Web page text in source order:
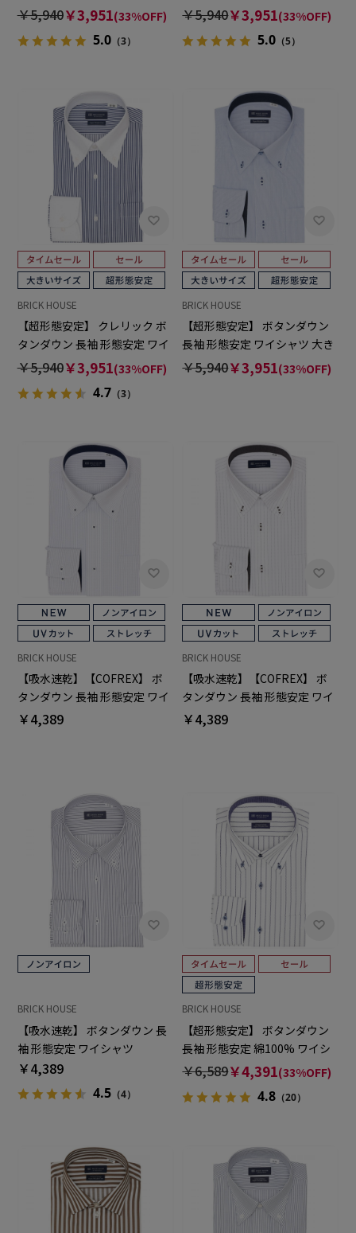
ッチ 大きいサイズ
￥5,940￥3,951(33%OFF)
5.0（3）
サイズ
￥5,940￥3,951(33%OFF)
5.0 （5）
BRICK HOUSE
【超形態安定】 クレリック ボ
タンダウン 長袖 形態安定 ワイ
シャツ 大きいサイズ
￥5,940￥3,951(33%OFF)
4.7（3）
BRICK HOUSE
【超形態安定】 ボタンダウン
長袖 形態安定 ワイシャツ 大き
いサイズ
￥5,940￥3,951(33%OFF)
BRICK HOUSE
【吸水速乾】【COFREX】 ボ
タンダウン 長袖 形態安定 ワイ
シャツ
￥4,389
BRICK HOUSE
【吸水速乾】【COFREX】 ボ
タンダウン 長袖 形態安定 ワイ
シャツ
￥4,389
BRICK HOUSE
【吸水速乾】 ボタンダウン 長
袖 形態安定 ワイシャツ
￥4,389
4.5（4）
BRICK HOUSE
【超形態安定】 ボタンダウン
長袖 形態安定 綿100% ワイシ
ャツ
￥6,589￥4,391(33%OFF)
4.8 （20）